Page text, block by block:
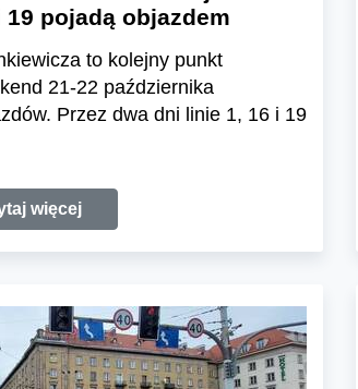
pojadą objazdem
to kolejny punkt
21-22 października
Przez dwa dni linie 1, 16 i 19
więcej